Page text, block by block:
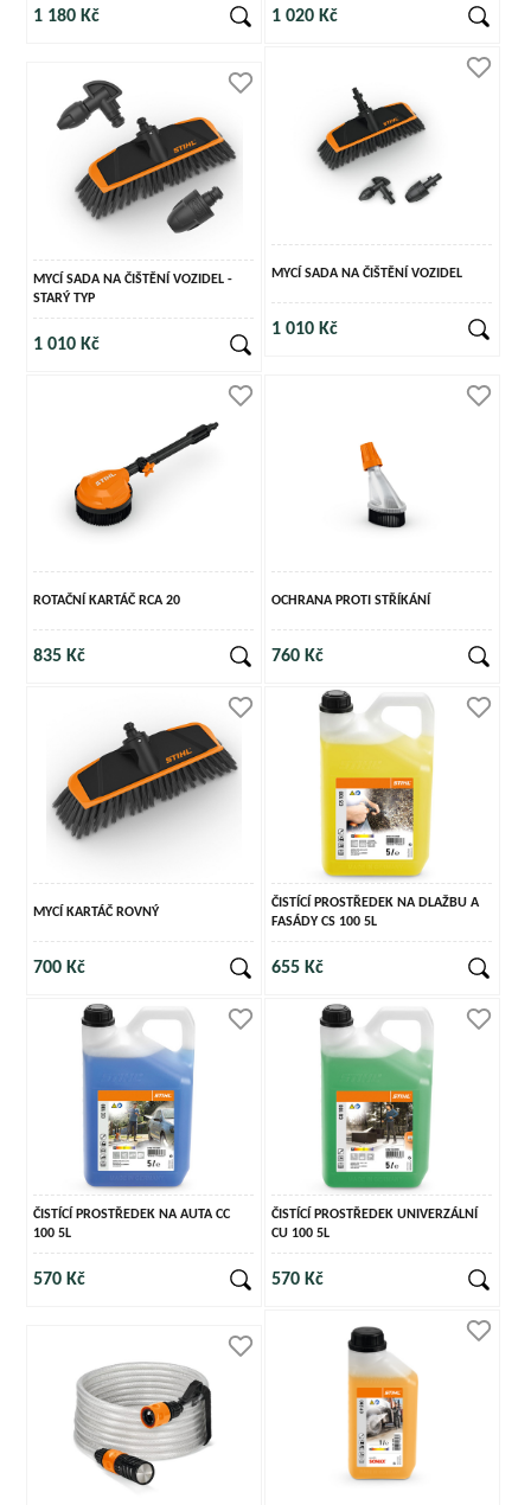
1 180 Kč 1 020 Kč
MYCÍ SADA NA ČIŠTĚNÍ VOZIDEL -
STARÝ TYP
1 010 Kč
MYCÍ SADA NA ČIŠTĚNÍ VOZIDEL
1 010 Kč
ROTAČNÍ KARTÁČ RCA 20
835 Kč
OCHRANA PROTI STŘÍKÁNÍ
760 Kč
MYCÍ KARTÁČ ROVNÝ
700 Kč
ČISTÍCÍ PROSTŘEDEK NA DLAŽBU A
FASÁDY CS 100 5L
655 Kč
ČISTÍCÍ PROSTŘEDEK NA AUTA CC
100 5L
570 Kč
ČISTÍCÍ PROSTŘEDEK UNIVERZÁLNÍ
CU 100 5L
570 Kč